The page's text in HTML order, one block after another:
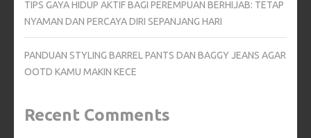
TIPS GAYA HIDUP AKTIF BAGI PEREMPUAN BERHIJAB: TETAP
NYAMAN DAN PERCAYA DIRI SEPANJANG HARI
PANDUAN STYLING BARREL PANTS DAN BAGGY JEANS AGAR
OOTD KAMU MAKIN KECE
Recent Comments